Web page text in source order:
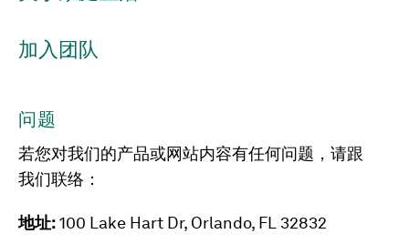
加入团队
问题
若您对我们的产品或网站内容有任何问题，请跟
我们联络：
地址:100 Lake Hart Dr, Orlando, FL 32832